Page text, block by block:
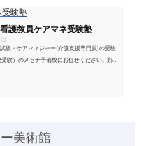
験塾
護教員ケアマネ受験塾
験・ケアマネジャー(介護支援専門員)の受験
験）のメセナ予備校にお任せください。那
美術館